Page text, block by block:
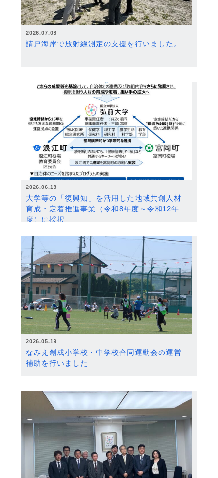
2026.07.08
請戸海岸で放射線測定の支援を行いました。
2026.06.18
大学等の「復興知」を活用した地域共創人材
育成・定着推進事業（令和8年度～令和12年
度）に採択
2026.05.19
なみえ創成小学校・中学校合同運動会の運営
補助を行いました